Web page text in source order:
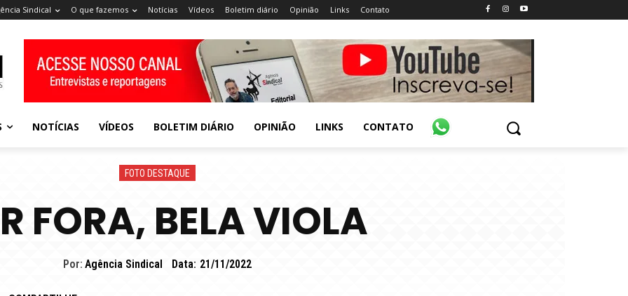
Sindical O que fazemos Notícias Vídeos Boletim diário Opinião Links Contato
NOTÍCIAS VÍDEOS BOLETIM DIÁRIO OPINIÃO LINKS CONTATO
FOTO DESTAQUE
FORA, BELA VIOLA
Por: Agência Sindical Data: 21/11/2022